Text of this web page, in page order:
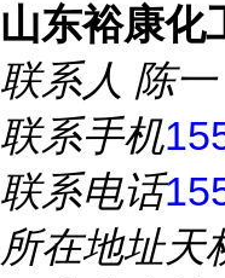
山东裕康化
联系人 陈一
联系手机
联系电话
所在地址天